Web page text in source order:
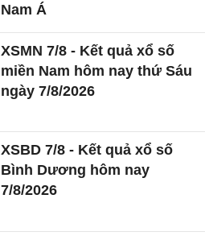
Nam Á
XSMN 7/8 - Kết quả xổ số
miền Nam hôm nay thứ Sáu
ngày 7/8/2026
XSBD 7/8 - Kết quả xổ số
Bình Dương hôm nay
7/8/2026